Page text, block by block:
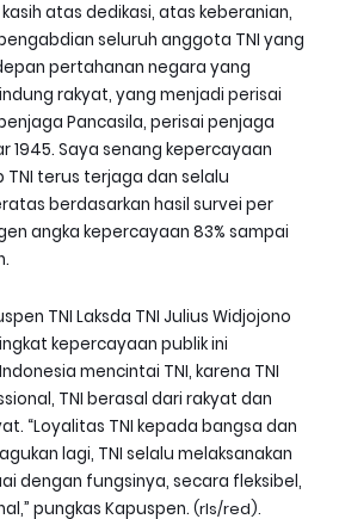
atas dedikasi, atas keberanian,
seluruh anggota TNI yang
pertahanan negara yang
rakyat, yang menjadi perisai
Pancasila, perisai penjaga
1945. Saya senang kepercayaan
terus terjaga dan selalu
berdasarkan hasil survei per
angka kepercayaan 83% sampai
.
TNI Laksda TNI Julius Widjojono
kepercayaan publik ini
mencintai TNI, karena TNI
TNI berasal dari rakyat dan
. “Loyalitas TNI kepada bangsa dan
lagi, TNI selalu melaksanakan
dengan fungsinya, secara fleksibel,
,” pungkas Kapuspen. (rls/red).